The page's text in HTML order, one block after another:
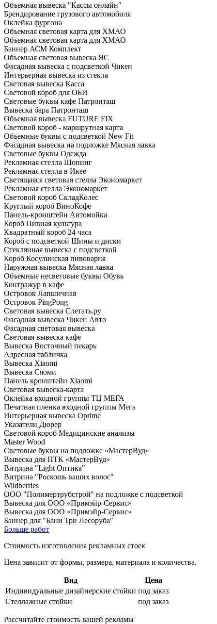
Объемная вывеска "Кассы онлайн"
Брендирование грузового автомобиля
Оклейка фургона
Объемная световая карта для ХМАО
Объемная световая карта для ХМАО
Баннер АСМ Комплект
Объемная световая вывеска ЯС
Фасадная вывеска с подсветкой Чикен
Интерьерная вывеска из стекла
Световая вывеска Касса
Световой короб для ОБИ
Световые буквы кафе Патронташ
Вывеска бара Патронташ
Объемная вывеска FUTURE FIX
Световой короб - маршрутная карта
Объемные буквы с подсветкой New Fit
Фасадная вывеска на подложке Мясная лавка
Световые буквы Одежда
Рекламная стелла Шопинг
Рекламная стелла в Икее
Светящаяся световая стелла Экономаркет
Рекламная стелла Экономаркет
Световой короб СкладКолес
Круглый короб ВиноКофе
Панель-кронштейн Автомойка
Короб Пивная культура
Квадратный короб 24 часа
Короб с подсветкой Шины и диски
Стеклянная вывеска с подсветкой
Короб Косулинская пивоварня
Наружная вывеска Мясная лавка
Объемные несветовые буквы Обувь
Контражур в кафе
Островок Лапшичная
Островок PingPong
Световая вывеска Слетать.ру
Фасадная вывеска Чикен Авто
Фасадная световая вывеска
Световая вывеска кафе
Вывеска Восточный пекарь
Адресная табличка
Вывеска Xiaomi
Вывеска Сяоми
Панель кронштейн Xiaomi
Световая вывеска-карта
Оклейка входной группы ТЦ МЕГА
Печатная пленка входной группы Мега
Интерьерная вывеска Oprime
Указатели Дюрер
Световой короб Медицинские анализы
Master Wood
Световые буквы на подложке «МастерВуд»
Вывеска для ПТК «МастерВуд»
Витрина "Light Оптика"
Витрина "Роскошь ваших волос"
Wildberries
ООО "Полимертрубстрой" на подложке с подсветкой
Вывеска для ООО «Примэйр-Сервис»
Вывеска для ООО «Примэйр-Сервис»
Баннер для "Бани Три Лесоруба"
Больше работ
Стоимость изготовления рекламных стоек
Цена зависит от формы, размера, материала и количества.
Вид
Цена
Индивидуальные дизайнерские стойки под заказ
Стеллажные стойки
под заказ
Рассчитайте стоимость вашей рекламы